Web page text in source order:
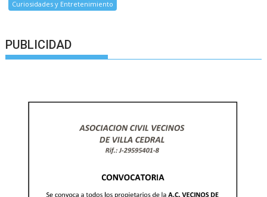
Curiosidades y Entretenimiento
PUBLICIDAD